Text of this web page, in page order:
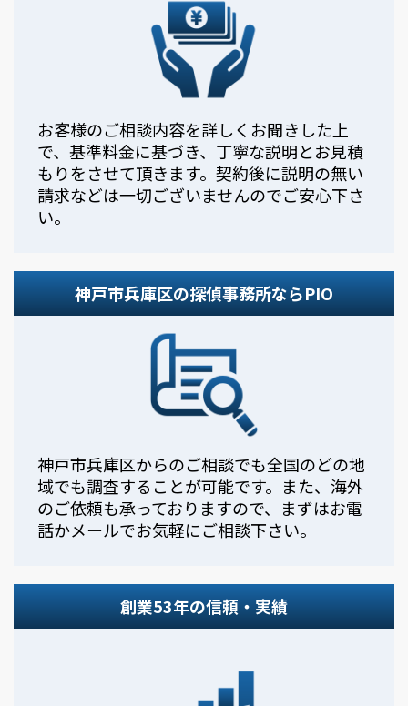
お客様のご相談内容を詳しくお聞きした上
で、基準料金に基づき、丁寧な説明とお見積
もりをさせて頂きます。契約後に説明の無い
請求などは一切ございませんのでご安心下さ
い。
神戸市兵庫区の探偵事務所ならPIO
神戸市兵庫区からのご相談でも全国のどの地
域でも調査することが可能です。また、海外
のご依頼も承っておりますので、まずはお電
話かメールでお気軽にご相談下さい。
創業53年の信頼・実績